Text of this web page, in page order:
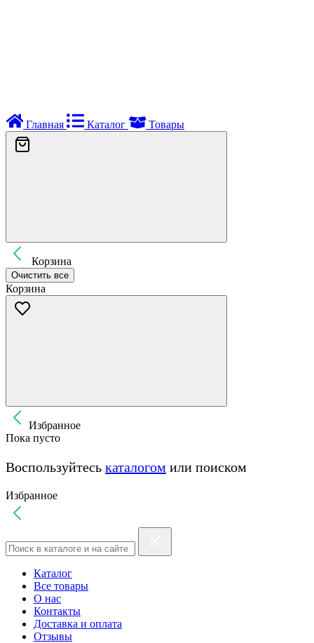
Главная Каталог Товары
Корзина
Очистить все
Корзина
Избранное
Пока пусто
Воспользуйтесь каталогом или поиском
Избранное
Каталог
Все товары
О нас
Контакты
Доставка и оплата
Отзывы